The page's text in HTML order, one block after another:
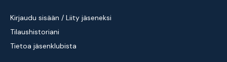
Kirjaudu sisään / Liity jäseneksi
Tilaushistoriani
Tietoa jäsenklubista